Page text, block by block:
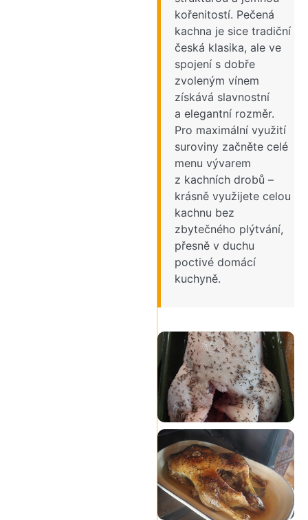
kořenitostí. Pečená
kachna je sice tradiční
česká klasika, ale ve
spojení s dobře
zvoleným vínem
získává slavnostní
a elegantní rozměr.
Pro maximální využití
suroviny začněte celé
menu vývarem
z kachních drobů –
krásně využijete celou
kachnu bez
zbytečného plýtvání,
přesně v duchu
poctivé domácí
kuchyně.